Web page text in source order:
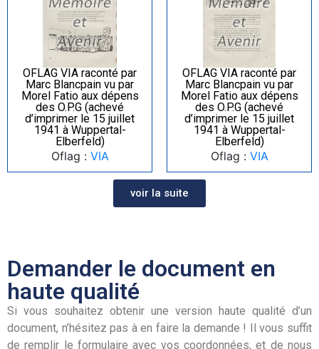
OFLAG VIA raconté par
Marc Blancpain vu par
Morel Fatio aux dépens
des O.P.G (achevé
d’imprimer le 15 juillet
1941 à Wuppertal-
Elberfeld)
Oflag : VIA
OFLAG VIA raconté par
Marc Blancpain vu par
Morel Fatio aux dépens
des O.P.G (achevé
d’imprimer le 15 juillet
1941 à Wuppertal-
Elberfeld)
Oflag : VIA
voir la suite
Demander le document en
haute qualité
Si vous souhaitez obtenir une version haute qualité d’un
document, n’hésitez pas à en faire la demande ! Il vous suffit
de remplir le formulaire avec vos coordonnées, et de nous